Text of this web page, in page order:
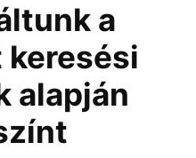
a
alapján